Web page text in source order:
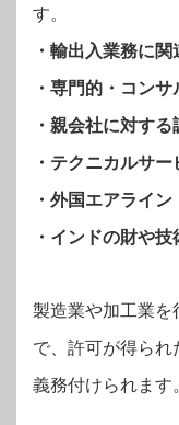
す。
・輸出入業務に
・専門的・コン
・親会社に対す
・テクニカルサ
・外国エアライ
・インドの財や技
製造業や加工業を
で、許可が得ら
義務付けられます